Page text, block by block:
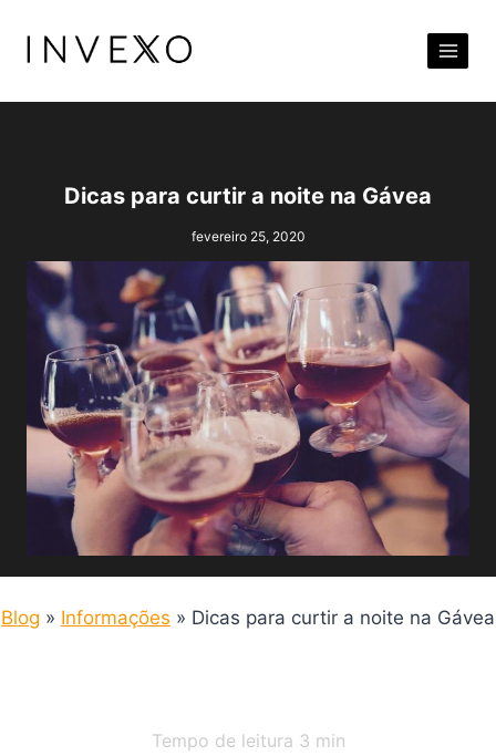
para
Conteúdo
Dicas para curtir a noite na Gávea
fevereiro 25, 2020
Blog » Informações » Dicas para curtir a noite na Gávea
Tempo de leitura 3 min